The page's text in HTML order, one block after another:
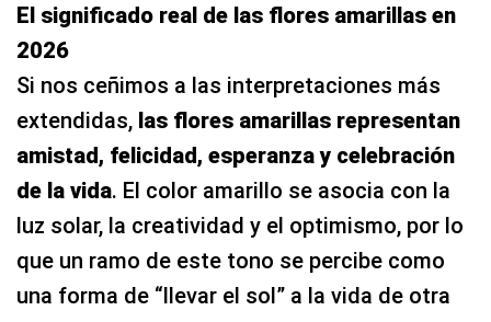
El significado real de las flores amarillas en
2026
Si nos ceñimos a las interpretaciones más
extendidas, las flores amarillas representan
amistad, felicidad, esperanza y celebración
de la vida. El color amarillo se asocia con la
luz solar, la creatividad y el optimismo, por lo
que un ramo de este tono se percibe como
una forma de “llevar el sol” a la vida de otra